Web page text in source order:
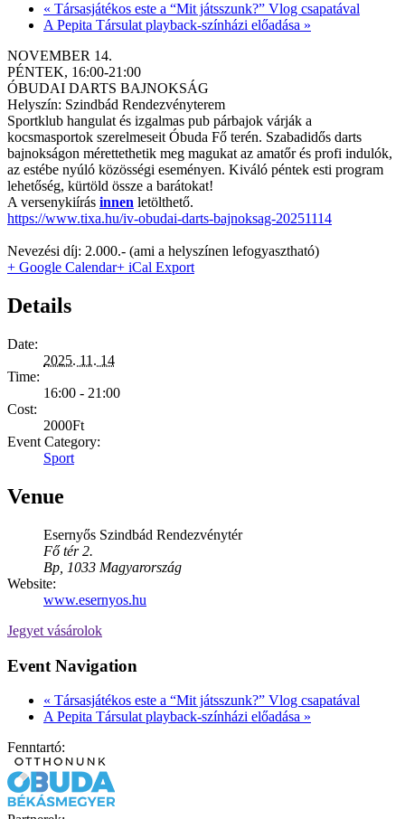
« Társasjátékos este a “Mit játsszunk?” Vlog csapatával
A Pepita Társulat playback-színházi előadása »
NOVEMBER 14.
PÉNTEK, 16:00-21:00
ÓBUDAI DARTS BAJNOKSÁG
Helyszín: Szindbád Rendezvényterem
Sportklub hangulat és izgalmas pub párbajok várják a
kocsmasportok szerelmeseit Óbuda Fő terén. Szabadidős darts
bajnokságon mérettethetik meg magukat az amatőr és profi indulók,
az estébe nyúló közösségi eseményen. Kiváló péntek esti program
lehetőség, kürtöld össze a barátokat!
A versenykiírás innen letölthető.
https://www.tixa.hu/iv-obudai-darts-bajnoksag-20251114
Nevezési díj: 2.000.- (ami a helyszínen lefogyasztható)
+ Google Calendar+ iCal Export
Details
Date:
2025. 11. 14
Time:
16:00 - 21:00
Cost:
2000Ft
Event Category:
Sport
Venue
Esernyős Szindbád Rendezvénytér
Fő tér 2.
Bp 1033 Magyarország
Website:
www.esernyos.hu
Jegyet vásárolok
Event Navigation
« Társasjátékos este a “Mit játsszunk?” Vlog csapatával
A Pepita Társulat playback-színházi előadása »
Fenntartó: